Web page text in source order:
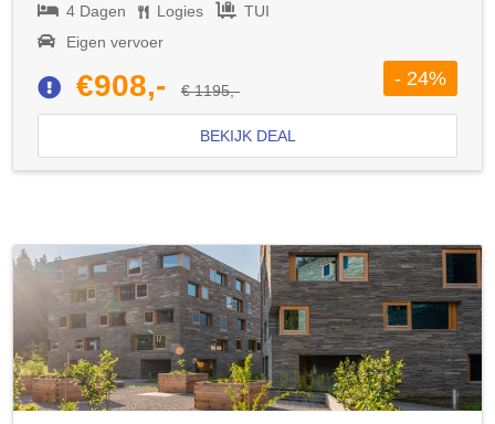
4 Dagen
Logies
TUI
Eigen vervoer
€908,- € 1195,-
- 24%
BEKIJK DEAL